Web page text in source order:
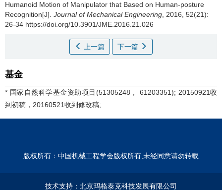
Humanoid Motion of Manipulator that Based on Human-posture
Recognition[J]. Journal of Mechanical Engineering , 2016, 52(21):
26-34 https://doi.org/10.3901/JME.2016.21.026
上一篇 下一篇
基金
* 国家自然科学基金资助项目(51305248， 61203351); 20150921收
到初稿，20160521收到修改稿;
版权所有：中国机械工程学会版权所有,未经同意请勿转载
技术支持： 北京玛格泰克科技发展有限公司